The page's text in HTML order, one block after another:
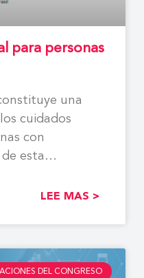
para personas
una
cuidados
con
esta
LEE MAS >
DEL CONGRESO